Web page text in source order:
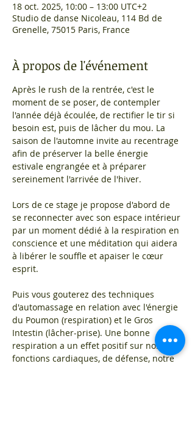
18 oct. 2025, 10:00 – 13:00 UTC+2
Studio de danse Nicoleau, 114 Bd de
Grenelle, 75015 Paris, France
À propos de l'événement
Après le rush de la rentrée, c'est le
moment de se poser, de contempler
l'année déjà écoulée, de rectifier le tir si
besoin est, puis de lâcher du mou. La
saison de l'automne invite au recentrage
afin de préserver la belle énergie
estivale engrangée et à préparer
sereinement l'arrivée de l'hiver.
Lors de ce stage je propose d'abord de
se reconnecter avec son espace intérieur
par un moment dédié à la respiration en
conscience et une méditation qui aidera
à libérer le souffle et apaiser le cœur
esprit.
Puis vous gouterez des techniques
d'automassage en relation avec l'énergie
du Poumon (respiration) et le Gros
Intestin (lâcher-prise). Une bonne
respiration a un effet positif sur nos
fonctions cardiaques, de défense, notre